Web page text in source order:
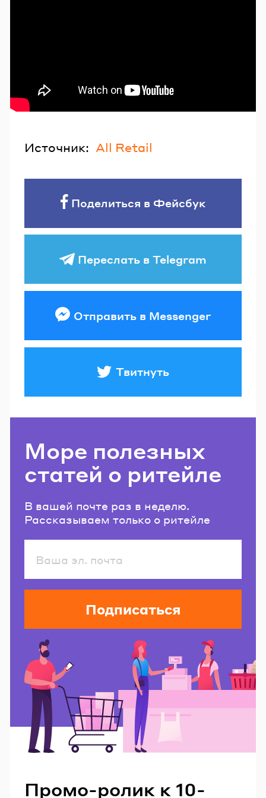
Источник: All Retail
Поделиться в Фейсбук
Переслать в Telegram
Отправить в Messenger
Твитнуть
Море полезных
статей о ритейле
В вашей почте раз в неделю.
Рассказываем только о ритейле
Подписаться
Промо-ролик к 10-